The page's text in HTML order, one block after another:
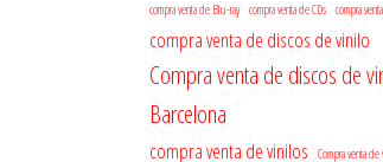
compra venta de Blu-ray
compra venta de CDs compra
compra venta de discos de vinilo
Compra venta de discos de
Barcelona
compra venta de vinilos
Compra venta